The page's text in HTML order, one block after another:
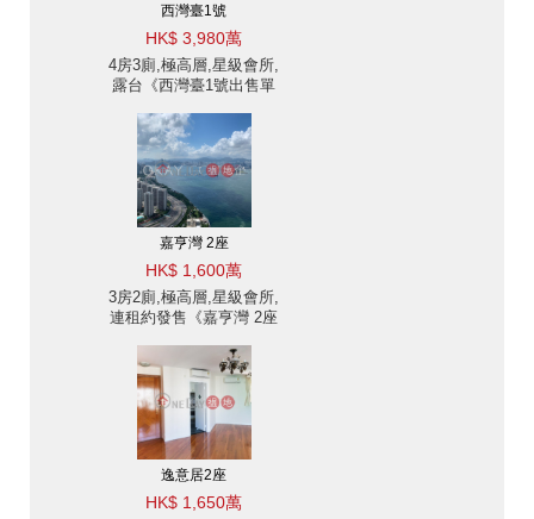
西灣臺1號
HK$ 3,980萬
4房3廁,極高層,星級會所,
露台《西灣臺1號出售單
嘉亨灣 2座
HK$ 1,600萬
3房2廁,極高層,星級會所,
連租約發售《嘉亨灣 2座
逸意居2座
HK$ 1,650萬